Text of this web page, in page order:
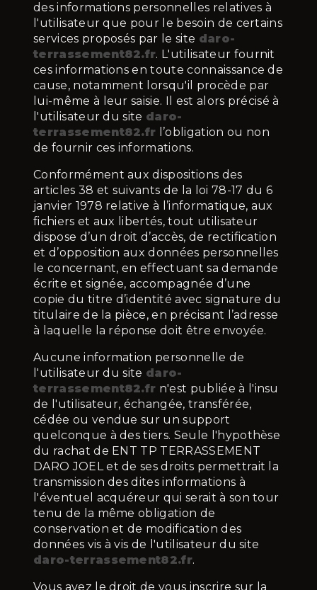
des informations personnelles relatives à
l'utilisateur que pour le besoin de certains
services proposés par le site daro-
terrassement82.fr. L'utilisateur fournit
ces informations en toute connaissance de
cause, notamment lorsqu'il procède par
lui-même à leur saisie. Il est alors précisé à
l'utilisateur du site daro-
terrassement82.fr l’obligation ou non
de fournir ces informations.
Conformément aux dispositions des
articles 38 et suivants de la loi 78-17 du 6
janvier 1978 relative à l’informatique, aux
fichiers et aux libertés, tout utilisateur
dispose d’un droit d’accès, de rectification
et d’opposition aux données personnelles
le concernant, en effectuant sa demande
écrite et signée, accompagnée d’une
copie du titre d’identité avec signature du
titulaire de la pièce, en précisant l’adresse
à laquelle la réponse doit être envoyée.
Aucune information personnelle de
l'utilisateur du site daro-
terrassement82.fr n'est publiée à l'insu
de l'utilisateur, échangée, transférée,
cédée ou vendue sur un support
quelconque à des tiers. Seule l'hypothèse
du rachat de ENT TP TERRASSEMENT
DARO JOEL et de ses droits permettrait la
transmission des dites informations à
l'éventuel acquéreur qui serait à son tour
tenu de la même obligation de
conservation et de modification des
données vis à vis de l'utilisateur du site
daro-terrassement82.fr.
Vous avez le droit de vous inscrire sur la